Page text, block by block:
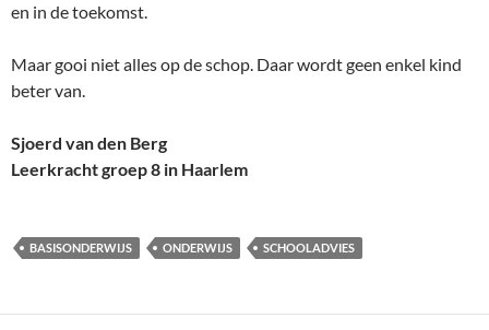
en in de toekomst.
Maar gooi niet alles op de schop. Daar wordt geen enkel kind
beter van.
Sjoerd van den Berg
Leerkracht groep 8 in Haarlem
BASISONDERWIJS ONDERWIJS SCHOOLADVIES